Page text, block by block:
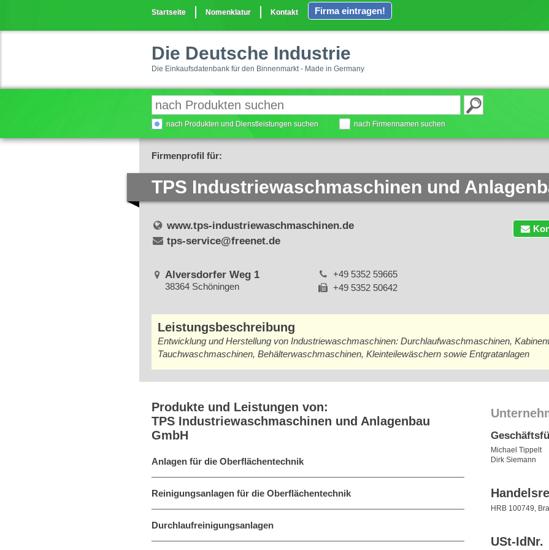
Startseite Nomenklatur Kontakt Firma eintragen!
Die Deutsche Industrie
Die Einkaufsdatenbank für den Binnenmarkt - Made in Germany
nach Produkten und Dienstleistungen suchen nach Firmennamen suchen
Firmenprofil für:
TPS Industriewaschmaschinen und
www.tps-industriewaschmaschinen.de
tps-service@freenet.de
Alversdorfer Weg 1
38364 Schöningen
+49 5352 59665
+49 5352 50642
Leistungsbeschreibung
Entwicklung und Herstellung von Industriewaschmaschinen: Durchlaufwaschmaschinen,
Tauchwaschmaschinen, Behälterwaschmaschinen, Kleinteilewäschern sowie Entgratanlagen
Produkte und Leistungen von:
TPS Industriewaschmaschinen und Anlagenbau
GmbH
Anlagen für die Oberflächentechnik
Reinigungsanlagen für die Oberflächentechnik
Durchlaufreinigungsanlagen
Michael Tippelt
Dirk Siemann
HRB 100749,
USt-IdNr.